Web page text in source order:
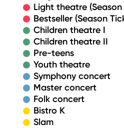
Light theatre (Season
Bestseller (Season
Children theatre I
Children theatre II
Pre-teens
Youth theatre
Symphony concert
Master concert
Folk concert
Bistro K
Slam